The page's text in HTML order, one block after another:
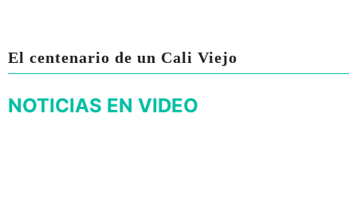
El centenario de un Cali Viejo
NOTICIAS EN VIDEO